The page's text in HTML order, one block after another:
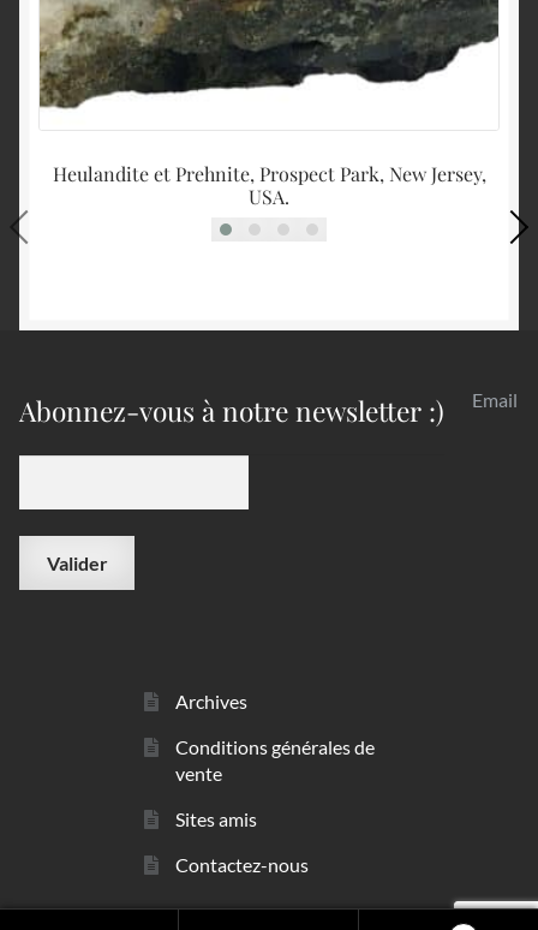
Heulandite et Prehnite, Prospect Park, New Jersey,
USA.
Abonnez-vous à notre newsletter :) Email
Archives
Conditions générales de
vente
Sites amis
Contactez-nous